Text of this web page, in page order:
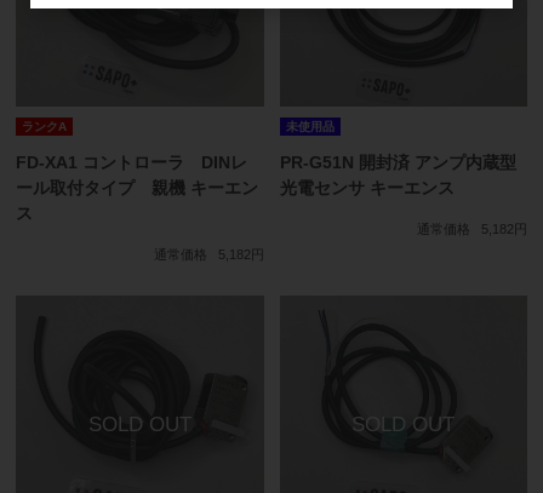
ランクA
FD-XA1 コントローラ DINレ
ール取付タイプ 親機 キーエン
ス
通常価格 5,182円
未使用品
PR-G51N 開封済 アンプ内蔵型
光電センサ キーエンス
通常価格 5,182円